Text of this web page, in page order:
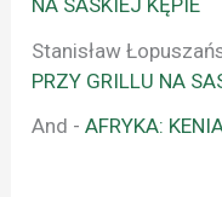
Stanisław
PRZY GRILLU NA
And -AFRYKA: